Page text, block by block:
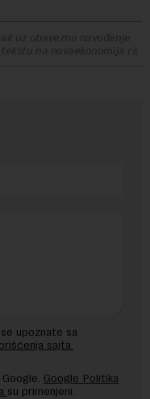
uz obavezno navođenje
na novaekonomija.rs
upoznate sa
sajta.
Google Politika
su primenjeni.